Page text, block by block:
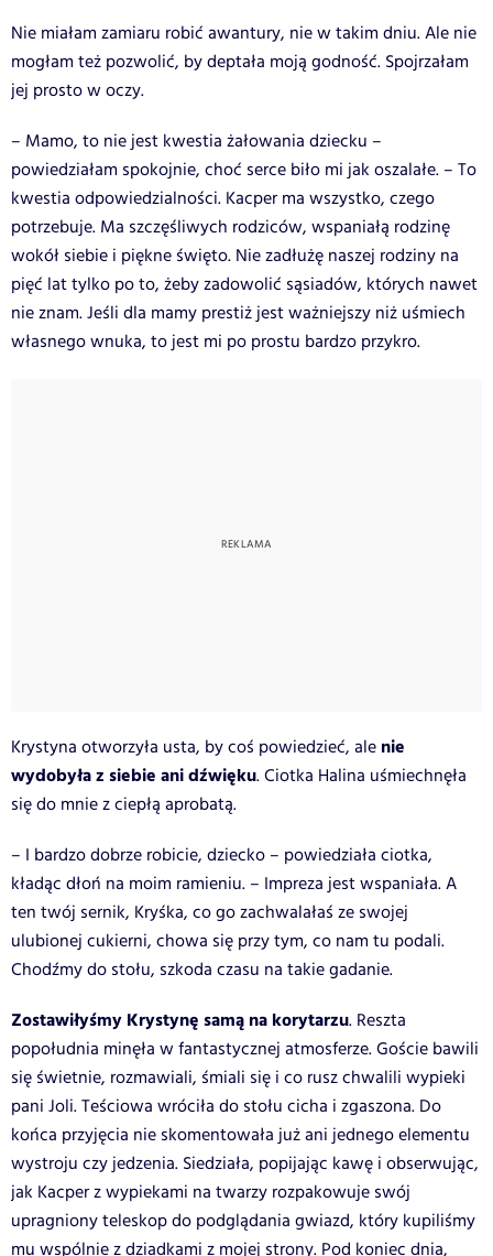
Nie miałam zamiaru robić awantury, nie w takim dniu. Ale nie
mogłam też pozwolić, by deptała moją godność. Spojrzałam
jej prosto w oczy.
– Mamo, to nie jest kwestia żałowania dziecku –
powiedziałam spokojnie, choć serce biło mi jak oszalałe. – To
kwestia odpowiedzialności. Kacper ma wszystko, czego
potrzebuje. Ma szczęśliwych rodziców, wspaniałą rodzinę
wokół siebie i piękne święto. Nie zadłużę naszej rodziny na
pięć lat tylko po to, żeby zadowolić sąsiadów, których nawet
nie znam. Jeśli dla mamy prestiż jest ważniejszy niż uśmiech
własnego wnuka, to jest mi po prostu bardzo przykro.
Krystyna otworzyła usta, by coś powiedzieć, ale nie
wydobyła z siebie ani dźwięku. Ciotka Halina uśmiechnęła
się do mnie z ciepłą aprobatą.
– I bardzo dobrze robicie, dziecko – powiedziała ciotka,
kładąc dłoń na moim ramieniu. – Impreza jest wspaniała. A
ten twój sernik, Kryśka, co go zachwalałaś ze swojej
ulubionej cukierni, chowa się przy tym, co nam tu podali.
Chodźmy do stołu, szkoda czasu na takie gadanie.
Zostawiłyśmy Krystynę samą na korytarzu. Reszta
popołudnia minęła w fantastycznej atmosferze. Goście bawili
się świetnie, rozmawiali, śmiali się i co rusz chwalili wypieki
pani Joli. Teściowa wróciła do stołu cicha i zgaszona. Do
końca przyjęcia nie skomentowała już ani jednego elementu
wystroju czy jedzenia. Siedziała, popijając kawę i obserwując,
jak Kacper z wypiekami na twarzy rozpakowuje swój
upragniony teleskop do podglądania gwiazd, który kupiliśmy
mu wspólnie z dziadkami z mojej strony. Pod koniec dnia,